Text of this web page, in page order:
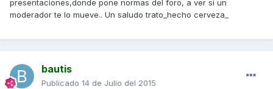
presentaciones,donde pone normas del foro, a ver si un
moderador te lo mueve.. Un saludo trato_hecho cerveza_
bautis
Publicado 14 de Julio del 2015